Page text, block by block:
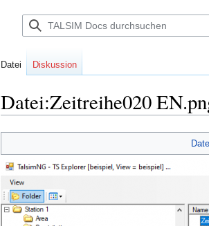
Datei Diskussion
Datei:Zeitreihe020